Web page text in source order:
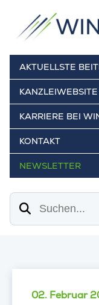
AKTUELLSTE
KANZLEIWEBSITE
KARRIERE BEI
KONTAKT
NEWSLETTER
Suchen
02. Februar